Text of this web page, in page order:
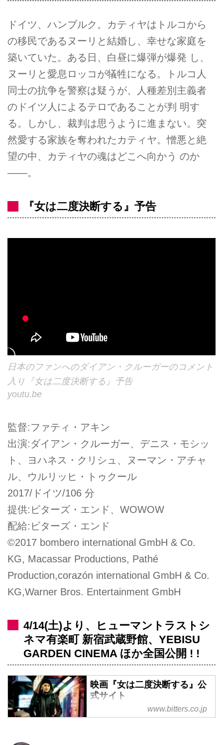
ドイツ、ハンブルク。カティヤはトルコから
の移民であるヌーリと結婚し、幸せな家庭を
築いていた。ある日、白昼に爆弾が爆発 し、
ヌーリと愛息ロッコが犠牲になる。トルコ人
同士の抗争を警察は疑うが、人種差別主義者
のドイツ人によるテロであることが判 明す
る。しかし、裁判は思うように進まない。突
然愛する家族を奪われたカティヤ。憎悪と絶
望の中、カティヤの魂はどこへ向かう のか
——。
『女は二度決断する』予告
日本のファンへのダイアン・クルーガーのコメント
入り『女は二度決断する』予告
youtu.be
監督:ファティ・アキン
出演:ダイアン・クルーガー、デニス・モシッ
ト、ヨハネス・クリシュ、ヌーマン・アチャ
ル、ウルリッヒ・トゥクール
2017/ドイツ/106 分
提供:ビターズ・エンド、WOWOW
配給:ビターズ・エンド
©2017 bombero international GmbH & Co.
KG, Macassar Productions, Pathé
Production,corazón international GmbH & Co.
KG,Warner Bros. Entertainment GmbH
4/14(土)より、ヒューマントラストシ
ネマ有楽町 新宿武蔵野館、YEBISU
GARDEN CINEMA ほか全国公開 ! !
映画『女は二度決断する』公
式サイト
主演：ダイアン・クルーガー。世
www.bitters.co.jp